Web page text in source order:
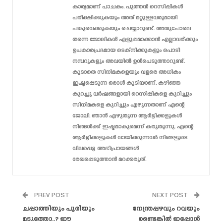
കാര്യമാണ് പാചകം. പുത്തൻ റെസിപ്പികൾ
പരീക്ഷിക്കുകയും അത് മറ്റുള്ളവരുമായി
പങ്കുവെക്കുകയും ചെയ്യാറുണ്ട്. അതുപോലെ
തന്നെ ജോലികൾ എളുപ്പമാക്കാൻ എല്ലാവര്ക്കും
ഉപകാരപ്രദമായ ടെക്‌നിക്കുകളും പൊടി
നമ്പറുകളും അവയിൽ ഉൾപെടുത്താറുണ്ട്.
കൂടാതെ സിനിമകളെയും വളരെ അധികം
ഇഷ്ടപ്പെടുന്ന ഒരാൾ കൂടിയാണ്. കഴിഞ്ഞ
കുറച്ചു വർഷങ്ങളായി റെസിപ്പികളെ കുറിച്ചും
സിനിമകളെ കുറിച്ചും എഴുന്നതാണ് എന്റെ
ജോലി. ഞാൻ എഴുതുന്ന ആർട്ടിക്കളുകൾ
നിങ്ങൾക്ക് ഇഷ്ടമാകുമെന്ന് കരുതുന്നു. എന്റെ
ആർട്ടിക്കളുകൾ വായിക്കുന്നവർ നിങ്ങളുടെ
വിലപ്പെട്ട അഭിപ്രായങ്ങൾ
രേഖപ്പെടുത്താൻ മറക്കരുത്.
PREV POST
ചപ്പാത്തിയും പൂരിയും
NEXT POST
നേന്ത്രപ്പഴവും റവയും